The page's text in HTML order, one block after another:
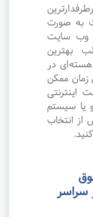
به صورت
وب سایت
بهترین
در
زمان ممکن
اینترنتی
یا سیستم
انتخاب